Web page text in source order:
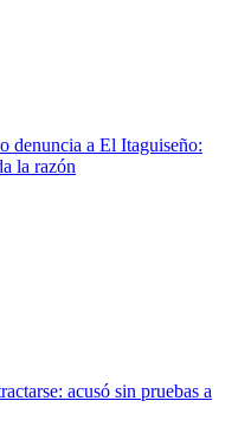
denuncia a El Itaguiseño:
la razón
acusó sin pruebas a